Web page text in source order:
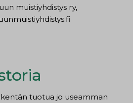
muistiyhdistys ry,
tuotua jo useamman